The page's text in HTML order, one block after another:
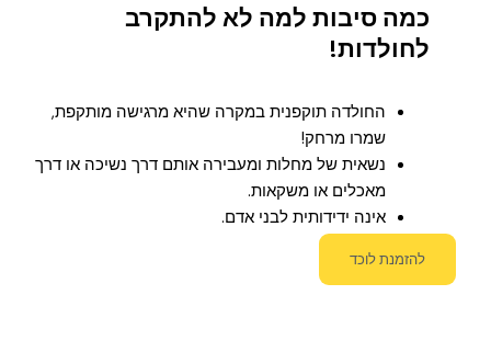
כמה סיבות למה לא להתקרב
לחולדות!
החולדה תוקפנית במקרה שהיא מרגישה מותקפת,
שמרו מרחק!
נשאית של מחלות ומעבירה אותם דרך נשיכה או דרך
מאכלים או משקאות.
אינה ידידותית לבני אדם.
להזמנת לוכד